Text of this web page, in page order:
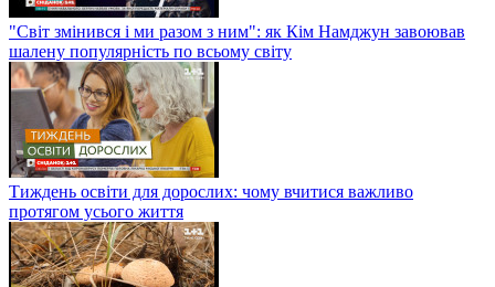
"Світ змінився і ми разом з ним": як Кім Намджун завоював
шалену популярність по всьому світу
Тиждень освіти для дорослих: чому вчитися важливо
протягом усього життя